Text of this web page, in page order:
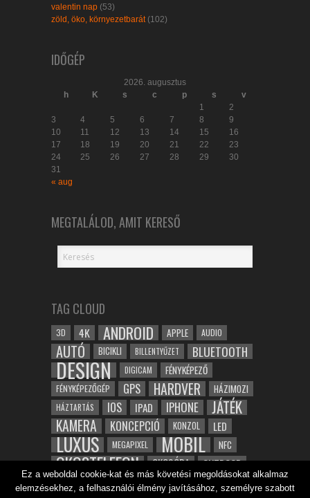
valentin nap (53)
zöld, öko, környezetbarát(102)
IDŐGÉP
2026. augusztus
h
K s c p s
v
1
2
3
4 5 6 7 8
9
10
11 12 13 14 15
16
17
18 19 20 21 22
23
24
25 26 27 28 29
30
31
« aug
MEGTALÁLOD, AMIT KERESŐ
TAG CLOUD
3D 4K ANDROID APPLE AUDIO
AUTÓ BICIKLI BILLENTYŰZET BLUETOOTH
DESIGN DIGICAM FÉNYKÉPEZŐ
FÉNYKÉPEZŐGÉP GPS HARDVER HÁZIMOZI
HÁZTARTÁS IOS IPAD IPHONE JÁTÉK
KAMERA KONCEPCIÓ KONZOL LED
LUXUS MEGAPIXEL MOBIL NFC
OKOSTELEFON OKOSÓRA OUTDOOR
ROBOT SAMSUNG SPORT TABLET
Ez a weboldal cookie-kat és más követési megoldásokat alkalmaz
elemzésekhez, a felhasználói élmény javításához, személyre szabott